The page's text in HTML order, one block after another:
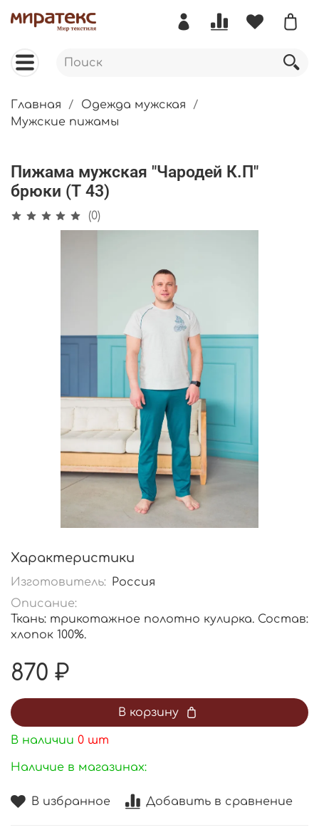
Главная
Одежда мужская
Мужские пижамы
Пижама мужская "Чародей К.П"
брюки (Т 43)
(0)
В избранное Добавить в сравнение
Характеристики
Изготовитель: Россия
Описание:
Ткань: трикотажное полотно кулирка. Состав:
хлопок 100%.
870 ₽
В корзину
В наличии 0 шт
Наличие в магазинах: